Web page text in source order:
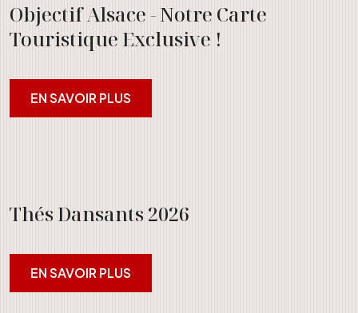
Objectif Alsace - Notre Carte
Touristique Exclusive !
EN SAVOIR PLUS
Thés Dansants 2026
EN SAVOIR PLUS